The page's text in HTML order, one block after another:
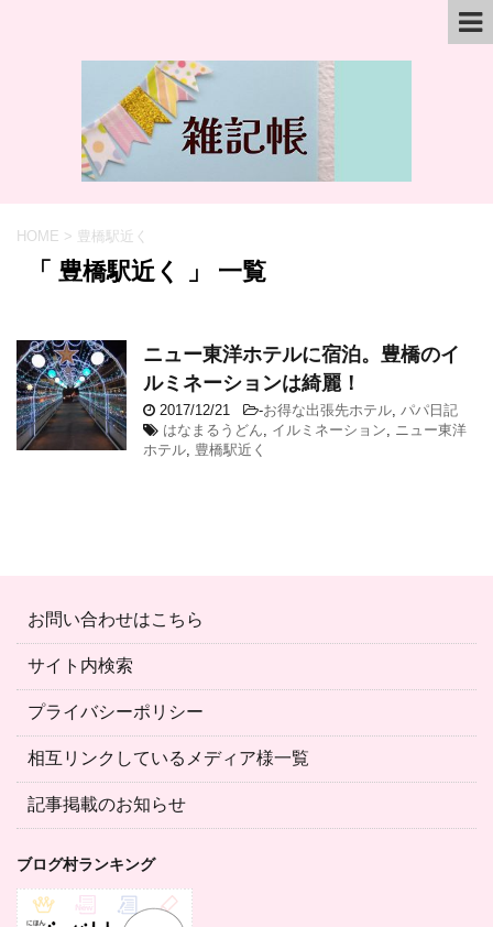
HOME > 豊橋駅近く
「 豊橋駅近く 」 一覧
ニュー東洋ホテルに宿泊。豊橋のイ
ルミネーションは綺麗！
2017/12/21 -お得な出張先ホテル, パパ日記
はなまるうどん, イルミネーション, ニュー東洋
ホテル, 豊橋駅近く
お問い合わせはこちら
サイト内検索
プライバシーポリシー
相互リンクしているメディア様一覧
記事掲載のお知らせ
ブログ村ランキング